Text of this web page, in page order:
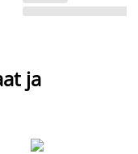
ja